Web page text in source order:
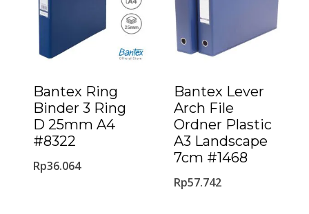
Bantex Ring
Binder 3 Ring
D 25mm A4
#8322
Rp36.064
Bantex Lever
Arch File
Ordner Plastic
A3 Landscape
7cm #1468
Rp57.742